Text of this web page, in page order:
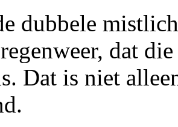
dubbele
dat
Dat is niet